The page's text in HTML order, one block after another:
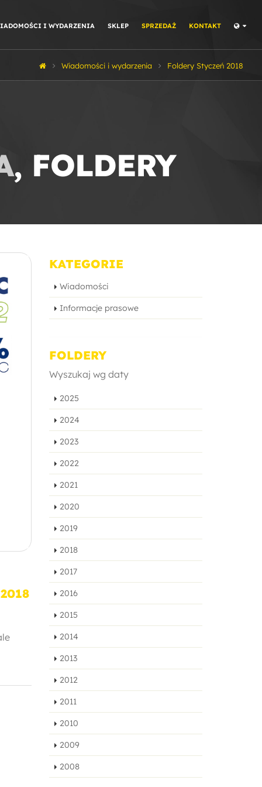
I WYDARZENIA SKLEP SPRZEDAŻ KONTAKT
Wiadomości i wydarzenia Foldery Styczeń 2018
, FOLDERY
KATEGORIE
Wiadomości
Informacje prasowe
FOLDERY
Wyszukaj wg daty
2025
2024
2023
2022
2021
2020
2019
2018
2017
2016
2015
2014
2013
2012
2011
2010
2009
2008